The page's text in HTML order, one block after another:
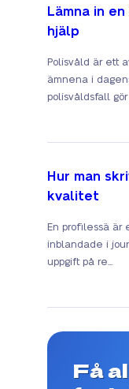
Lämna in
hjälp
Polisvåld är ett
ämnena i
polisvåldsfall gör
Hur man
kvalitet
En profilessä är
inblandade i
uppgift på re...
Få